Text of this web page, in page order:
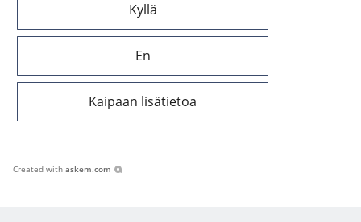
Kyllä
En
Kaipaan lisätietoa
Created with askem.com